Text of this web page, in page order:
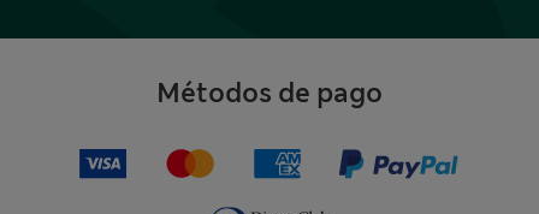
Métodos de pago